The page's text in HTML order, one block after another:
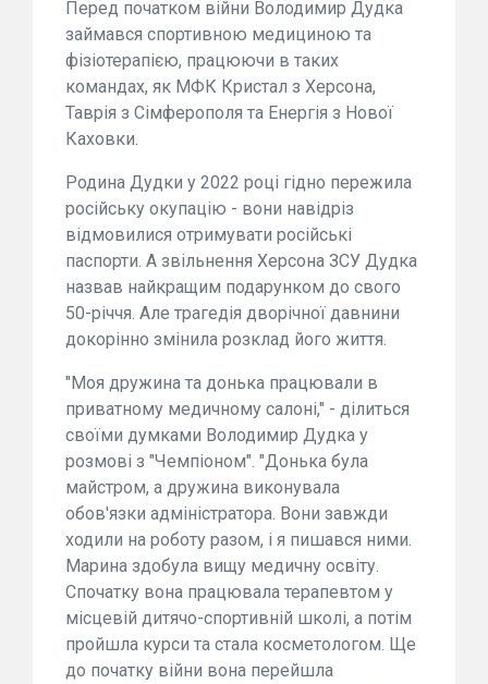
Перед початком війни Володимир Дудка
займався спортивною медициною та
фізіотерапією, працюючи в таких
командах, як МФК Кристал з Херсона,
Таврія з Сімферополя та Енергія з Нової
Каховки.
Родина Дудки у 2022 році гідно пережила
російську окупацію - вони навідріз
відмовилися отримувати російські
паспорти. А звільнення Херсона ЗСУ Дудка
назвав найкращим подарунком до свого
50-річчя. Але трагедія дворічної давнини
докорінно змінила розклад його життя.
"Моя дружина та донька працювали в
приватному медичному салоні," - ділиться
своїми думками Володимир Дудка у
розмові з "Чемпіоном". "Донька була
майстром, а дружина виконувала
обов'язки адміністратора. Вони завжди
ходили на роботу разом, і я пишався ними.
Марина здобула вищу медичну освіту.
Спочатку вона працювала терапевтом у
місцевій дитячо-спортивній школі, а потім
пройшла курси та стала косметологом. Ще
до початку війни вона перейшла